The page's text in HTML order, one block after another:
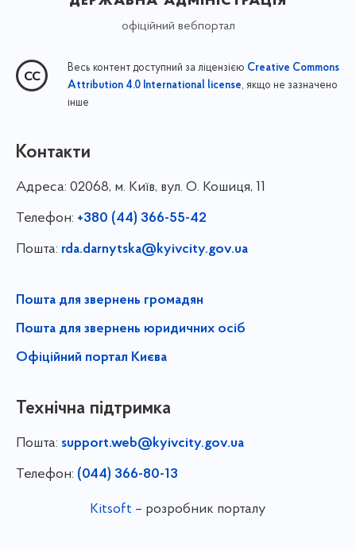
офіційний вебпортал
Весь контент доступний за ліцензією Creative Commons
Attribution 4.0 International license, якщо не зазначено
інше
Контакти
Адреса: 02068, м. Київ, вул. О. Кошиця, 11
Телефон: +380 (44) 366-55-42
Пошта: rda.darnytska@kyivcity.gov.ua
Пошта для звернень громадян
Пошта для звернень юридичних осіб
Офіційний портал Києва
Технічна підтримка
Пошта: support.web@kyivcity.gov.ua
Телефон: (044) 366-80-13
Kitsoft – розробник порталу